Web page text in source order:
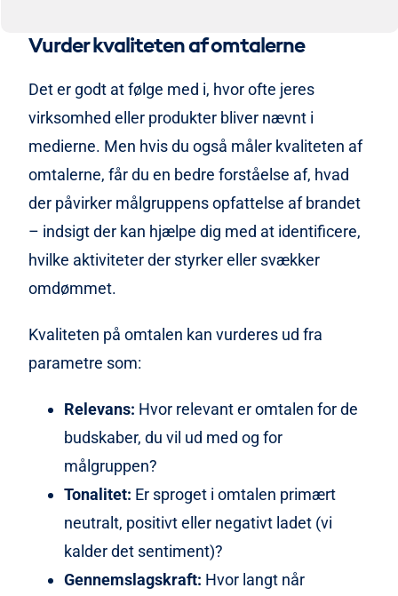
Vurder kvaliteten af omtalerne
Det er godt at følge med i, hvor ofte jeres
virksomhed eller produkter bliver nævnt i
medierne. Men hvis du også måler kvaliteten af
omtalerne, får du en bedre forståelse af, hvad
der påvirker målgruppens opfattelse af brandet
– indsigt der kan hjælpe dig med at identificere,
hvilke aktiviteter der styrker eller svækker
omdømmet.
Kvaliteten på omtalen kan vurderes ud fra
parametre som:
Relevans: Hvor relevant er omtalen for de
budskaber, du vil ud med og for
målgruppen?
Tonalitet: Er sproget i omtalen primært
neutralt, positivt eller negativt ladet (vi
kalder det sentiment)?
Gennemslagskraft: Hvor langt når